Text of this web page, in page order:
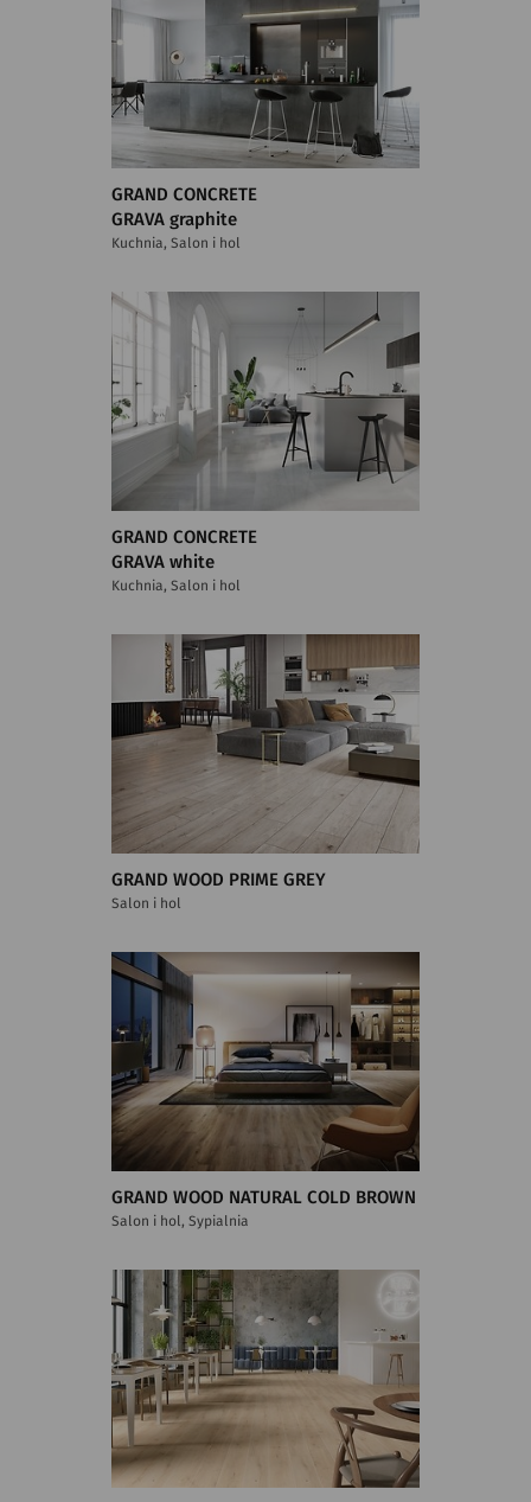
GRAND CONCRETE
GRAVA graphite
Kuchnia, Salon i hol
GRAND CONCRETE
GRAVA white
Kuchnia, Salon i hol
GRAND WOOD PRIME GREY
Salon i hol
GRAND WOOD NATURAL COLD BROWN
Salon i hol, Sypialnia